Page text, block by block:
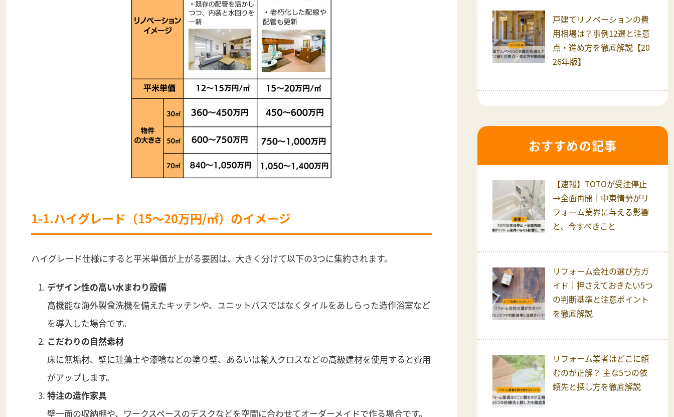
1-1.ハイグレード（15～20万円/㎡）のイメージ
ハイグレード仕様にすると平米単価が上がる要因は、大きく分けて以下の3つに集約されます。
デザイン性の高い水まわり設備
高機能な海外製食洗機を備えたキッチンや、ユニットバスではなくタイルをあしらった造作浴室など
を導入した場合です。
こだわりの自然素材
床に無垢材、壁に珪藻土や漆喰などの塗り壁、あるいは輸入クロスなどの高級建材を使用すると費用
がアップします。
特注の造作家具
壁一面の収納棚や、ワークスペースのデスクなどを空間に合わせてオーダーメイドで作る場合です。
戸建てリノベーションの費
用相場は？事例12選と注意
点・進め方を徹底解説【20
26年版】
おすすめの記事
【速報】TOTOが受注停止
→全面再開｜中東情勢がリ
フォーム業界に与える影響
と、今すべきこと
リフォーム会社の選び方ガ
イド｜押さえておきたい5つ
の判断基準と注意ポイント
を徹底解説
リフォーム業者はどこに頼
むのが正解？ 主な5つの依
頼先と探し方を徹底解説